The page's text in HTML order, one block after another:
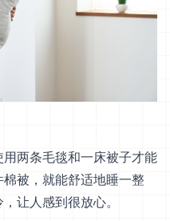
两条毛毯和一床被子才能
被，就能舒适地睡一整
让人感到很放心。